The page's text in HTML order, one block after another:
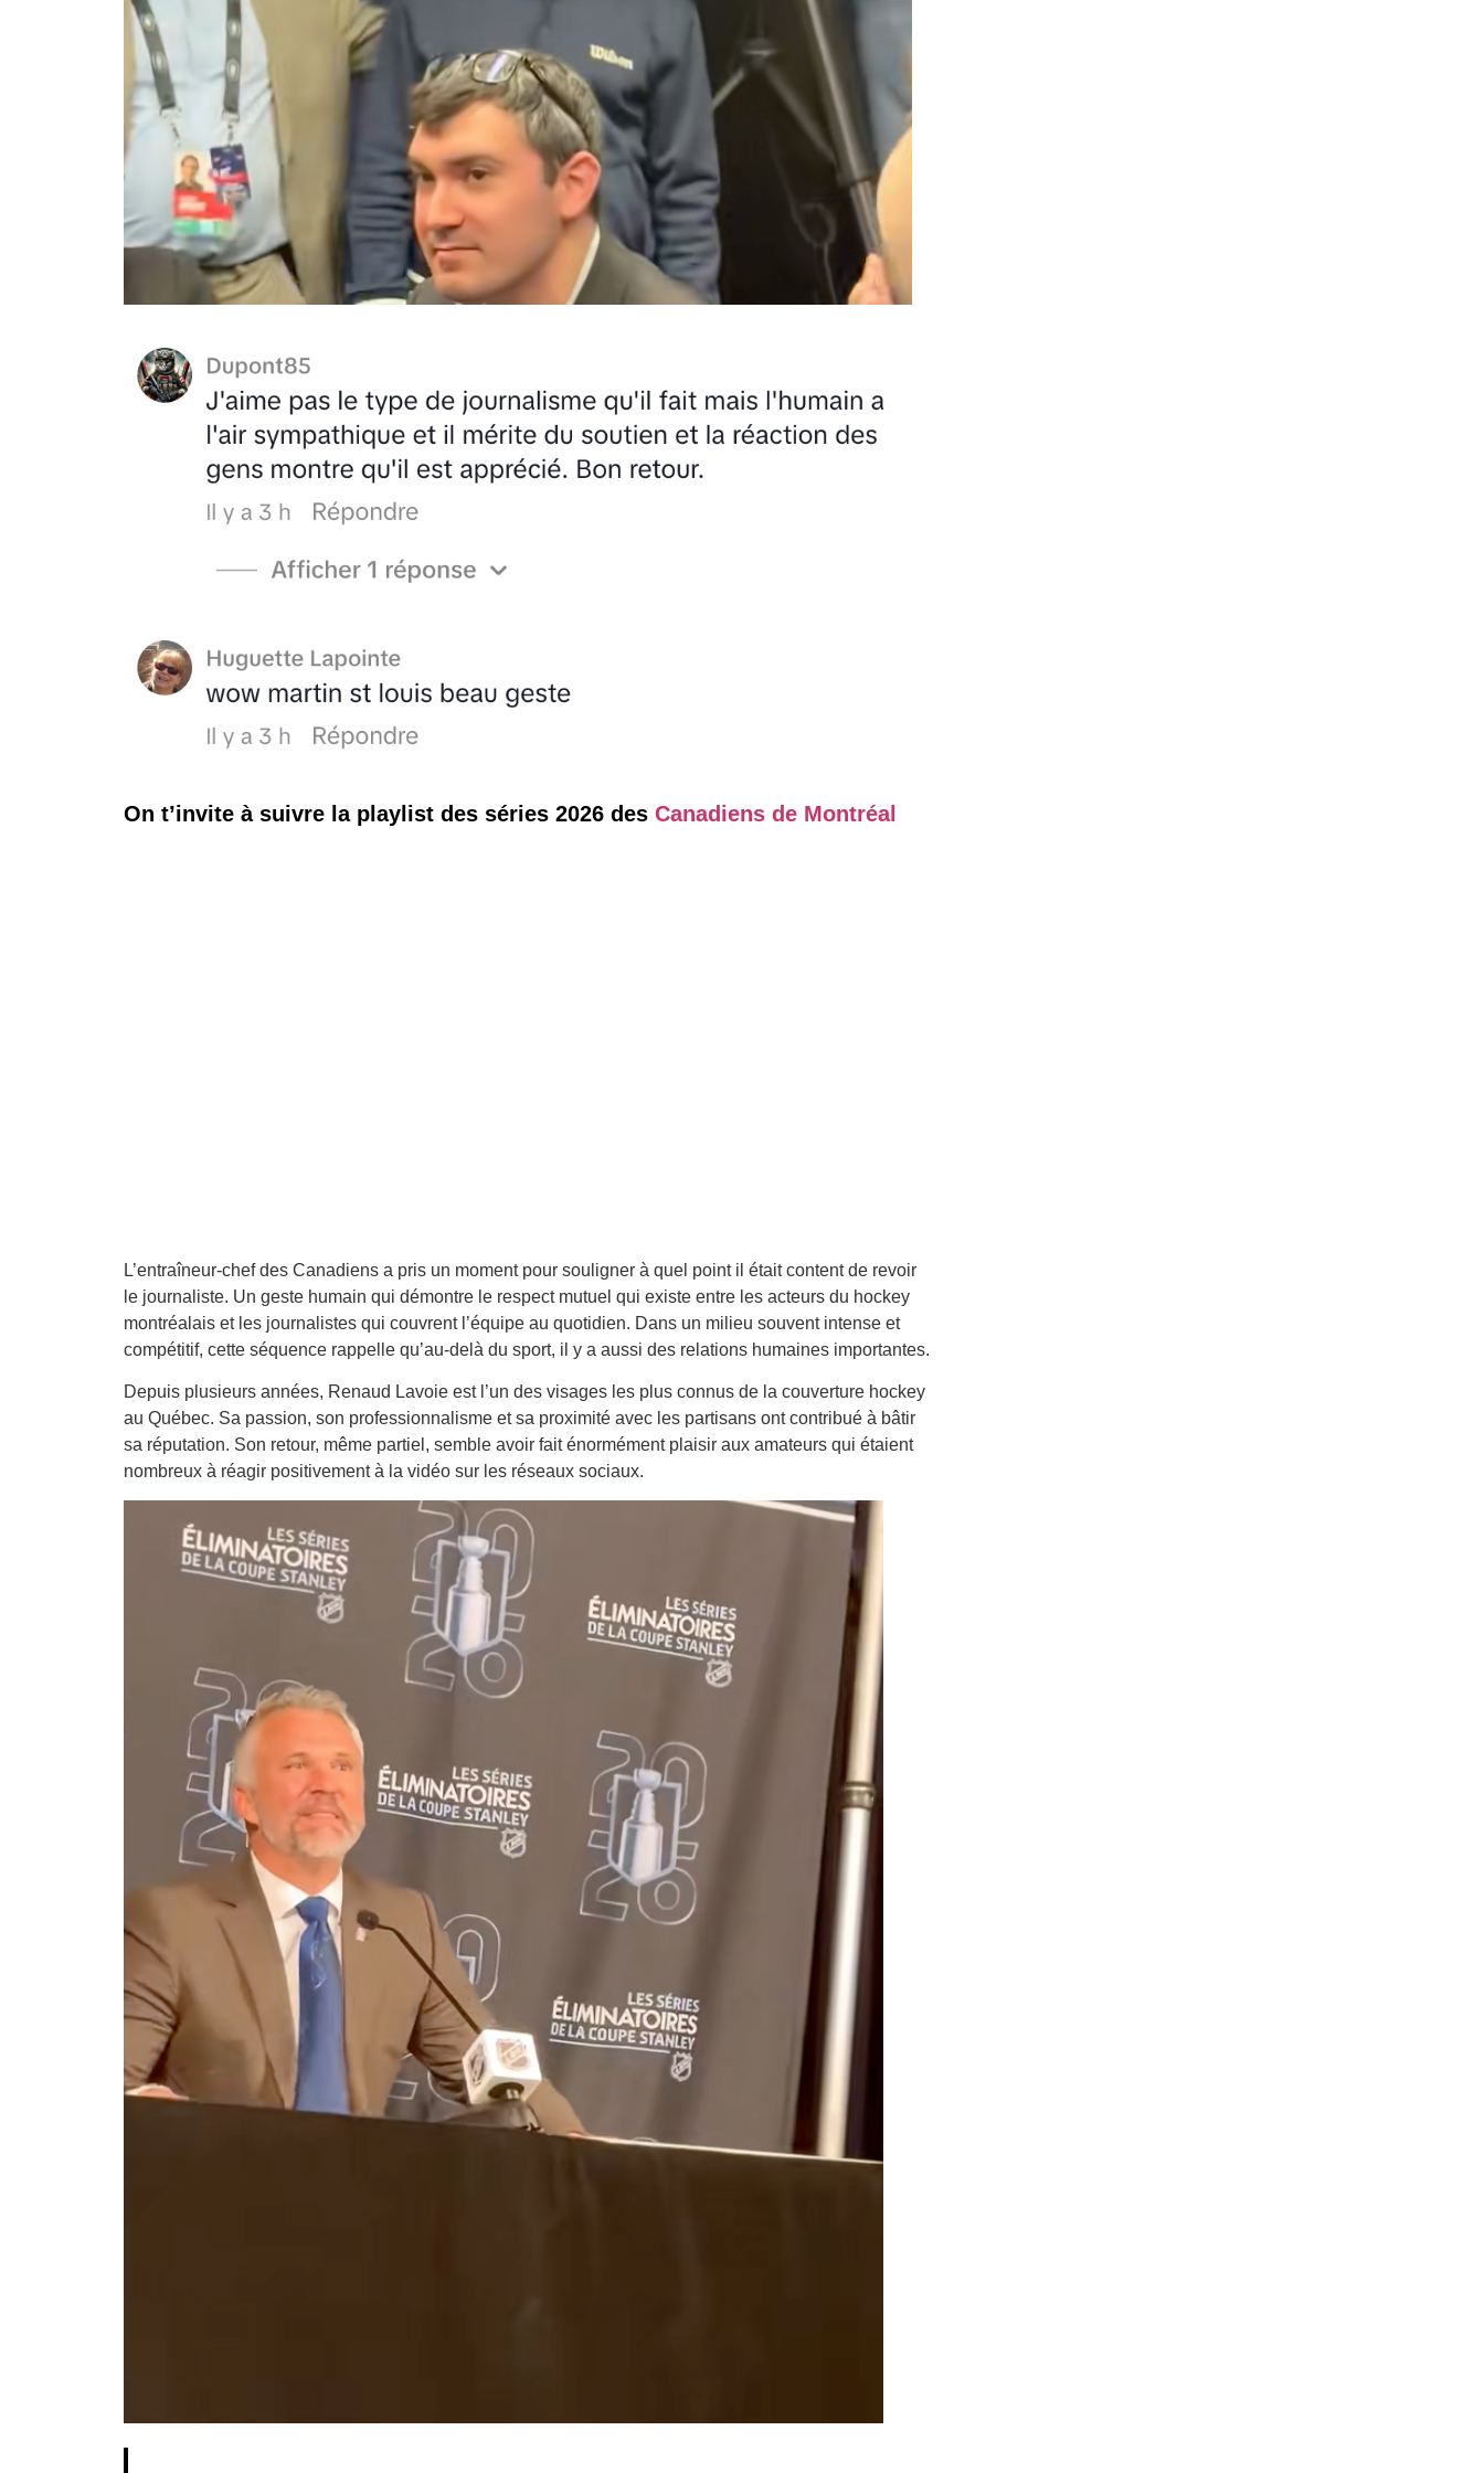
On t’invite à suivre la playlist des séries 2026 des Canadiens de Montréal
L’entraîneur-chef des Canadiens a pris un moment pour souligner à quel point il était content de revoir
le journaliste. Un geste humain qui démontre le respect mutuel qui existe entre les acteurs du hockey
montréalais et les journalistes qui couvrent l’équipe au quotidien. Dans un milieu souvent intense et
compétitif, cette séquence rappelle qu’au-delà du sport, il y a aussi des relations humaines importantes.
Depuis plusieurs années, Renaud Lavoie est l’un des visages les plus connus de la couverture hockey
au Québec. Sa passion, son professionnalisme et sa proximité avec les partisans ont contribué à bâtir
sa réputation. Son retour, même partiel, semble avoir fait énormément plaisir aux amateurs qui étaient
nombreux à réagir positivement à la vidéo sur les réseaux sociaux.